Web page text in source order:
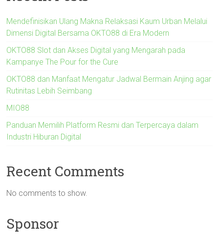
Mendefinisikan Ulang Makna Relaksasi Kaum Urban Melalui
Dimensi Digital Bersama OKTO88 di Era Modern
OKTO88 Slot dan Akses Digital yang Mengarah pada
Kampanye The Pour for the Cure
OKTO88 dan Manfaat Mengatur Jadwal Bermain Anjing agar
Rutinitas Lebih Seimbang
MIO88
Panduan Memilih Platform Resmi dan Terpercaya dalam
Industri Hiburan Digital
Recent Comments
No comments to show.
Sponsor